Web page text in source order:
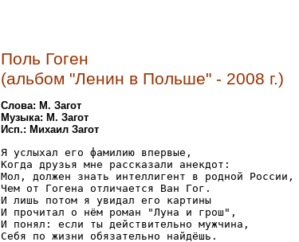
Поль Гоген
(альбом "Ленин в Польше" - 2008 г.)
Слова: М. Загот
Музыка: М. Загот
Исп.: Михаил Загот
Я услыхал его фамилию впервые,
Когда друзья мне рассказали анекдот:
Мол, должен знать интеллигент в родной России,
Чем от Гогена отличается Ван Гог.
И лишь потом я увидал его картины
И прочитал о нём роман "Луна и грош",
И понял: если ты действительно мужчина,
Себя по жизни обязательно найдёшь.